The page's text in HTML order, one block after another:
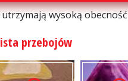
wysoką
przebojów